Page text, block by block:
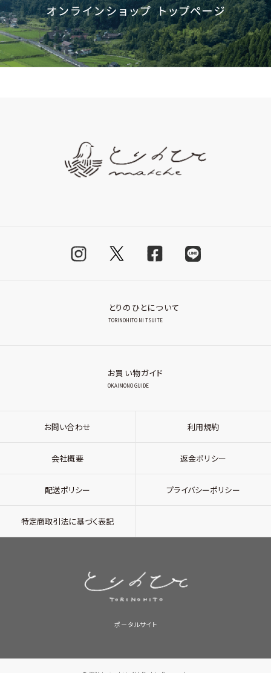
とりのひとについて
TORINOHITO NI TSUITE
お買い物ガイド
OKAIMONO GUIDE
お問い合わせ 利用規約
会社概要 返金ポリシー
配送ポリシー プライバシーポリシー
特定商取引法に基づく表記
ポータルサイト